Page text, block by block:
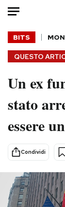
HOME
Italia
Politica
Tecnologia
Scienza
Economia
Sport
QUESTO
BITS
Un ex
stato
essere
Condividi